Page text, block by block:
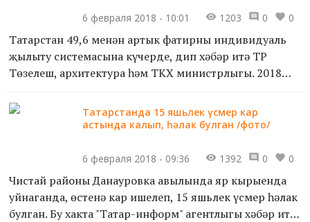
6 февраля 2018 - 10:01 1203 0 0
Татарстан 49,6 меңнән артык фатирны индивидуаль
җылыту системасына күчерде, дип хәбәр итә ТР
Төзелеш, архитектура һәм ТКХ министрлыгы. 2018
күчерү програм...Татарстанда 15 яшьлек үсмер кар
астында калып, һәлак булган /фото/
6 февраля 2018 - 09:36 1392 0 0
Чистай районы Данауровка авылында яр кырыенда
уйнаганда, өстенә кар ишелеп, 15 яшьлек үсмер һәлак
булган. Бу хакта "Татар-информ" агентлыгы хәбәр итә.